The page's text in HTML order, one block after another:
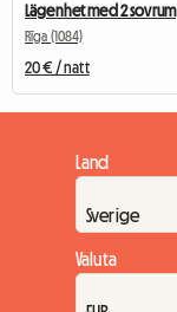
Lägenhet med 2 sovrum
Rīga (1084)
20 € / natt
Land
Valuta